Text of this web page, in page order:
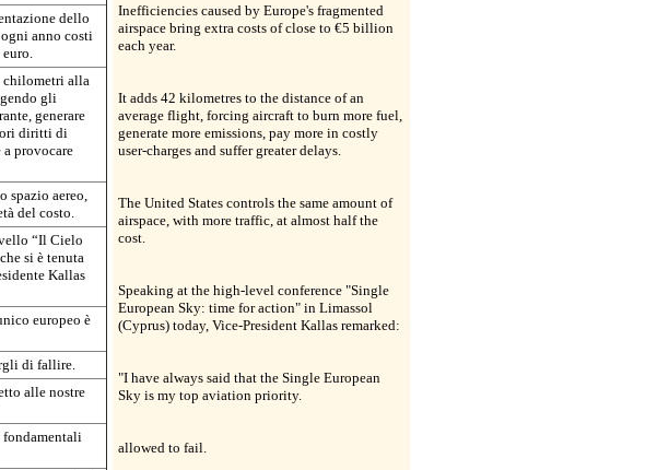
dello
anno costi
chilometri alla
gli
generare
diritti di
provocare
spazio aereo,
del costo.
“Il Cielo
si è tenuta
Kallas
europeo è
di fallire.
alle nostre
Inefficiencies caused by Europe's fragmented
airspace bring extra costs of close to €5 billion
each year.
It adds 42 kilometres to the distance of an
average flight, forcing aircraft to burn more fuel,
generate more emissions, pay more in costly
user-charges and suffer greater delays.
The United States controls the same amount of
airspace, with more traffic, at almost half the
cost.
Speaking at the high-level conference "Single
European Sky: time for action" in Limassol
(Cyprus) today, Vice-President Kallas remarked:
"I have always said that the Single European
Sky is my top aviation priority.
allowed to fail.